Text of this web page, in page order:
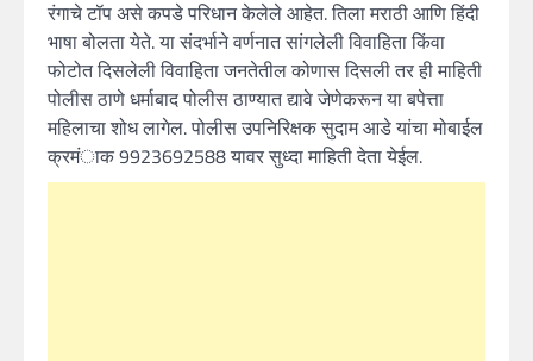
रंगाचे टॉप असे कपडे परिधान केलेले आहेत. तिला मराठी आणि हिंदी
भाषा बोलता येते. या संदर्भाने वर्णनात सांगलेली विवाहिता किंवा
फोटोत दिसलेली विवाहिता जनतेतील कोणास दिसली तर ही माहिती
पोलीस ठाणे धर्माबाद पोलीस ठाण्यात द्यावे जेणेकरून या बपेत्ता
महिलाचा शोध लागेल. पोलीस उपनिरिक्षक सुदाम आडे यांचा मोबाईल
क्रमंाक 9923692588 यावर सुध्दा माहिती देता येईल.